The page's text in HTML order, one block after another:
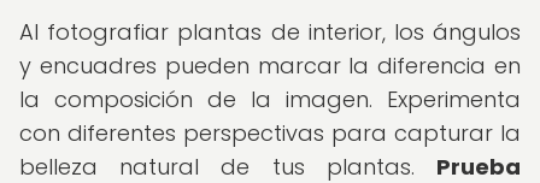
Al fotografiar plantas de interior, los ángulos
y encuadres pueden marcar la diferencia en
la composición de la imagen. Experimenta
con diferentes perspectivas para capturar la
belleza natural de tus plantas. Prueba